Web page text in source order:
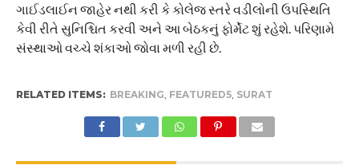
ગાઈડલાઈન જાહેર નથી કરી કે કોલેજ સ્તરે વડીલોની ઉપસ્થિતિ
કેવી રીતે સુનિશ્ચિત કરવી અને આ બેઠકનું ફોર્મેટ શું રહેશે. પરિણામે
સંસ્થાઓ વચ્ચે શંકાઓ જોવા મળી રહી છે.
RELATED ITEMS: BREAKING FEATURED5, SURAT